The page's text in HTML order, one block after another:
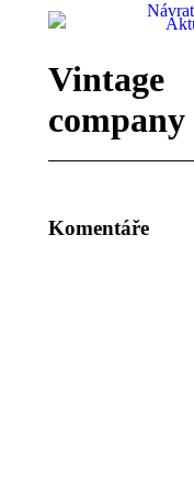
Vintage
company
Komentáře